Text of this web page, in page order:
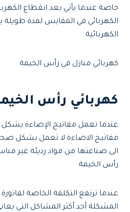
خاصة عندما يأتي بعد انقطاع
الكهربائي في المقابس لمدة طويلة
الكهربائية.
كهربائي منازل في رأس الخيمة
كهربائي رأس
عندما تعمل مفاتيح الإضاءة
مفاتيح الاضاءة لا تعمل بشكل
الى صناعتها من مواد رديئة غير
رأس الخيمة
عندما ترتفع التكلفة الخاصة
المشكلة أحد أكثر المشاكل التي